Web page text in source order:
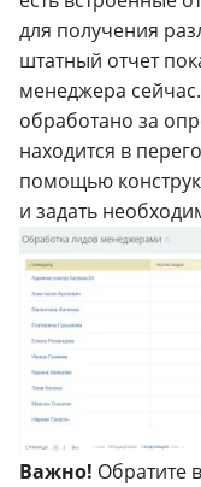
для получения
штатный отчет
менеджера
обработано за
находится в
помощью
и задать
Важно! Обратите